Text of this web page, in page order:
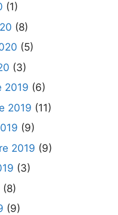
(1)
(8)
(5)
(3)
2019 (6)
2019 (11)
(9)
2019 (9)
(3)
(8)
(9)